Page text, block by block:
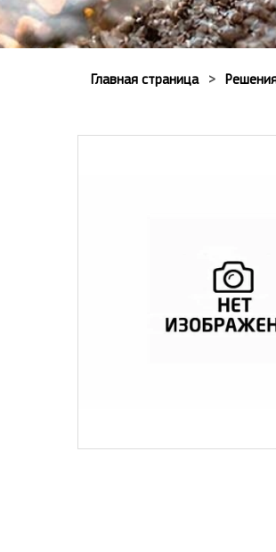
Главная страница